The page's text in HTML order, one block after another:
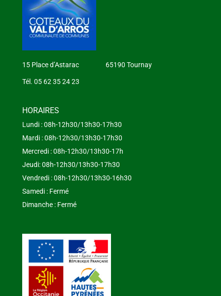
15 Place d’Astarac 65190 Tournay
Tél. 05 62 35 24 23
HORAIRES
Lundi : 08h-12h30/13h30-17h30
Mardi : 08h-12h30/13h30-17h30
Mercredi : 08h-12h30/13h30-17h
Jeudi: 08h-12h30/13h30-17h30
Vendredi : 08h-12h30/13h30-16h30
Samedi : Fermé
Dimanche : Fermé